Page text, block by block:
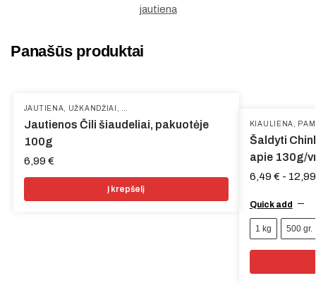
jautiena
Panašūs produktai
JAUTIENA UŽKANDŽIAI
Jautienos Čili šiaudeliai, pakuotėje
100g
6,99 €
Į krepšelį
KIAULIENA
Šaldyti
apie 130g/
6,49 € -
Quick add
1 kg 500 gr.